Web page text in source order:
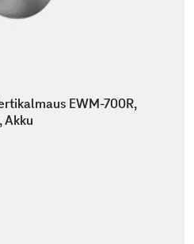
EWM-700R,
Akku